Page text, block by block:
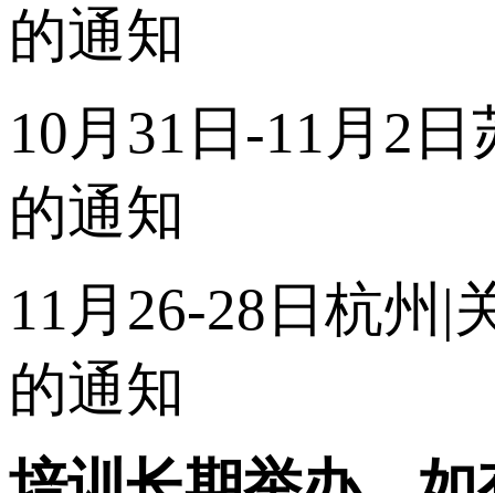
的通知
10月31日-11月2
的通知
11月26-28日杭州|
的通知